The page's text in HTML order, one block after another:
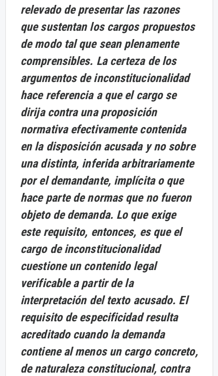
relevado de presentar las razones
que sustentan los cargos propuestos
de modo tal que sean plenamente
comprensibles. La certeza de los
argumentos de inconstitucionalidad
hace referencia a que el cargo se
dirija contra una proposición
normativa efectivamente contenida
en la disposición acusada y no sobre
una distinta, inferida arbitrariamente
por el demandante, implícita o que
hace parte de normas que no fueron
objeto de demanda. Lo que exige
este requisito, entonces, es que el
cargo de inconstitucionalidad
cuestione un contenido legal
verificable a partir de la
interpretación del texto acusado. El
requisito de especificidad resulta
acreditado cuando la demanda
contiene al menos un cargo concreto,
de naturaleza constitucional, contra